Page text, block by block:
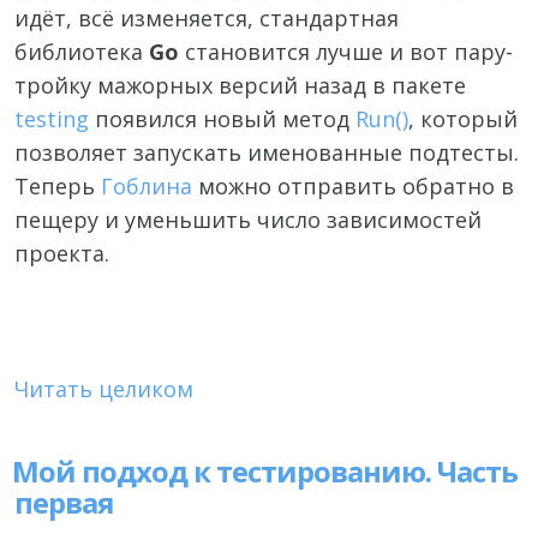
идёт, всё изменяется, стандартная
библиотека Go становится лучше и вот пару-
тройку мажорных версий назад в пакете
testing появился новый метод Run(), который
позволяет запускать именованные подтесты.
Теперь Гоблина можно отправить обратно в
пещеру и уменьшить число зависимостей
проекта.
Читать целиком
Мой подход к тестированию. Часть
первая